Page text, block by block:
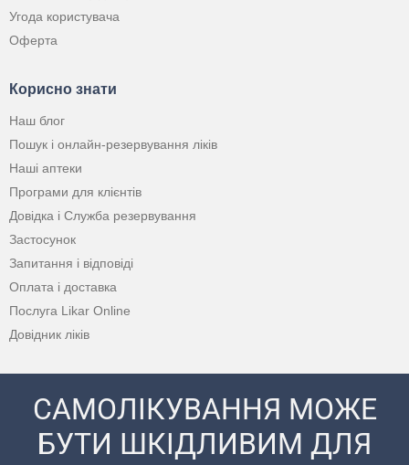
Угода користувача
Оферта
Корисно знати
Наш блог
Пошук і онлайн-резервування ліків
Наші аптеки
Програми для клієнтів
Довідка і Служба резервування
Застосунок
Запитання і відповіді
Оплата і доставка
Послуга Likar Online
Довідник ліків
САМОЛІКУВАННЯ МОЖЕ
БУТИ ШКІДЛИВИМ ДЛЯ